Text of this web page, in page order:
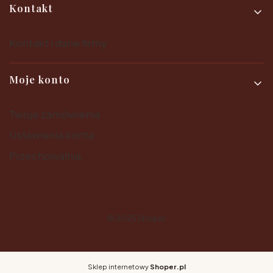
Kontakt
Moje konto
Sklep internetowy Shoper.pl